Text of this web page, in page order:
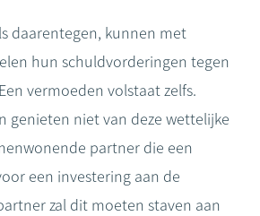
daarentegen, kunnen met
hun schuldvorderingen tegen
vermoeden volstaat zelfs.
genieten niet van deze wettelijke
partner die een
een investering aan de
zal dit moeten staven aan